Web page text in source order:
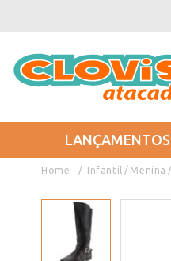
LANÇAMENTOS
Infantil Menina